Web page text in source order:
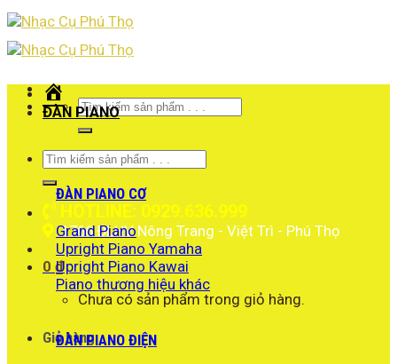
Skip
content
Tìm
kiếm:
Tìm
kiếm:
HOTLINE: 0929.636.999
1766 ĐLHV Nông Trang - Việt Trì - Phú Thọ
0 ₫
Chưa có sản phẩm trong giỏ hàng.
Giỏ hàng
Trang
chủ
ĐÀN PIANO
ĐÀN PIANO CƠ
Grand Piano
Upright Piano Yamaha
Upright Piano Kawai
Piano thương hiệu khác
ĐÀN PIANO ĐIỆN